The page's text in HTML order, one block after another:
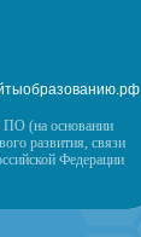
ПО (на основании
развития, связи
Федерации